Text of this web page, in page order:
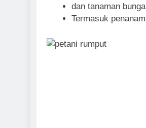
dan tanaman
Termasuk